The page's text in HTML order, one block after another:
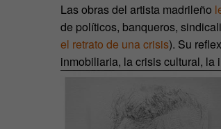
Las obras del artista madrileño
de políticos, banqueros,
el retrato de una crisis). Su
inmobiliaria, la crisis cultural,